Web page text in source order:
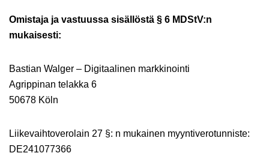
Omistaja ja vastuussa sisällöstä § 6 MDStV:n
mukaisesti:
Bastian Walger – Digitaalinen markkinointi
Agrippinan telakka 6
50678 Köln
Liikevaihtoverolain 27 §: n mukainen myyntiverotunniste:
DE241077366